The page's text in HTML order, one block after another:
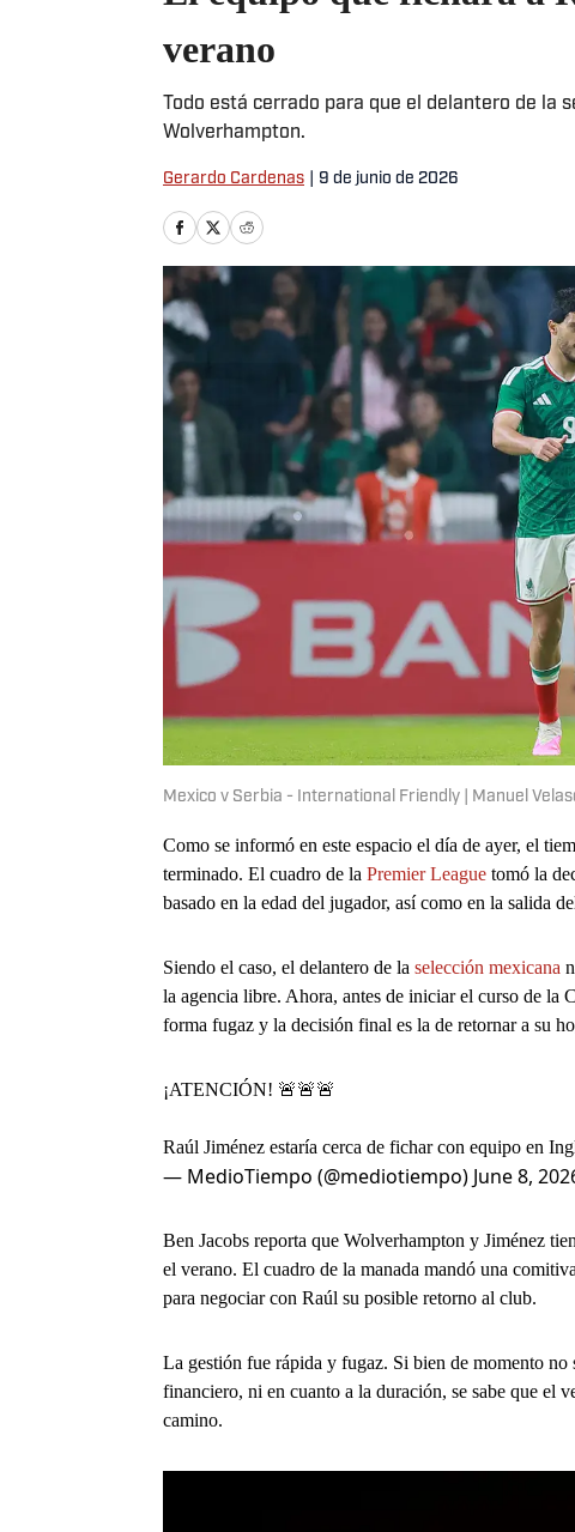
verano
Todo está cerrado para que el delantero de la
Wolverhampton.
Gerardo Cardenas 9 de junio de 2026
Mexico v Serbia - International Friendly | Manuel
Como se informó en este espacio el día de ayer, el
terminado. El cuadro de la Premier League tomó la
basado en la edad del jugador, así como en la salida
Siendo el caso, el delantero de la selección mexicana
la agencia libre. Ahora, antes de iniciar el curso de
forma fugaz y la decisión final es la de retornar a su
¡ATENCIÓN! 🚨🚨🚨
Raúl Jiménez estaría cerca de fichar con equipo en
— MedioTiempo (@mediotiempo) June 8,
Ben Jacobs reporta que Wolverhampton y Jiménez
el verano. El cuadro de la manada mandó una
para negociar con Raúl su posible retorno al club.
La gestión fue rápida y fugaz. Si bien de momento
financiero, ni en cuanto a la duración, se sabe que el
camino.